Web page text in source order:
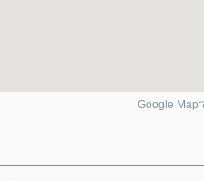
Google Map